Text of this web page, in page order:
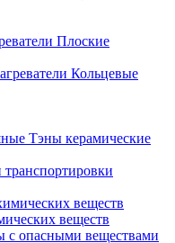
Плоские
Кольцевые
Тэны керамические
веществ